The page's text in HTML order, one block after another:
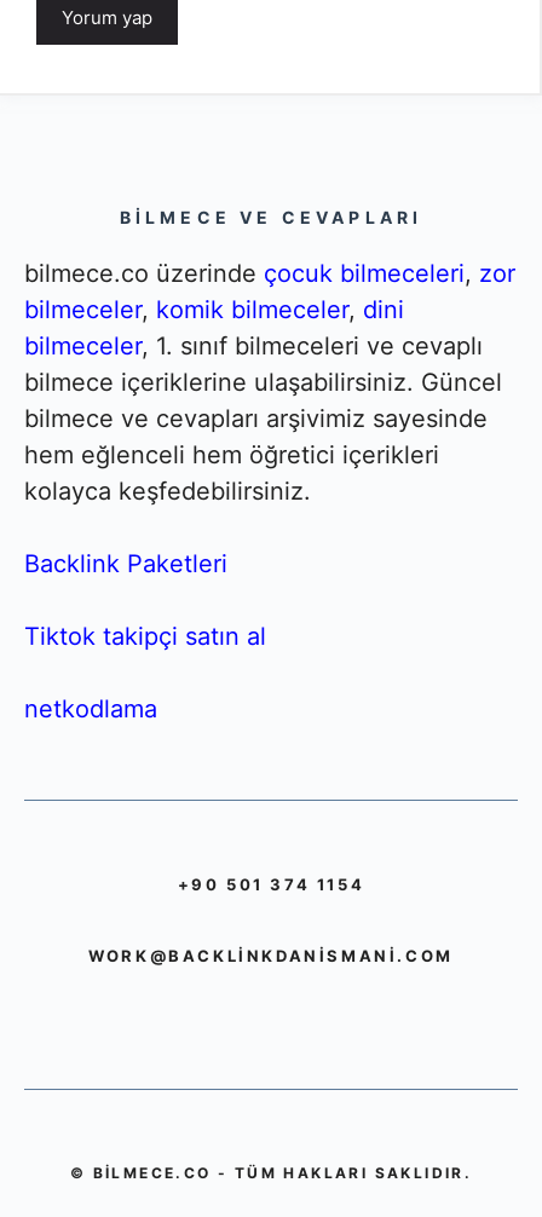
BILMECE VE CEVAPLARI
bilmece.co üzerinde çocuk bilmeceleri, zor
bilmeceler, komik bilmeceler, dini
bilmeceler, 1. sınıf bilmeceleri ve cevaplı
bilmece içeriklerine ulaşabilirsiniz. Güncel
bilmece ve cevapları arşivimiz sayesinde
hem eğlenceli hem öğretici içerikleri
kolayca keşfedebilirsiniz.
Backlink Paketleri
Tiktok takipçi satın al
netkodlama
+90 501 374 1154
WORK@BACKLINKDANISMANI.COM
© BILMECE.CO - TÜM HAKLARI SAKLIDIR.